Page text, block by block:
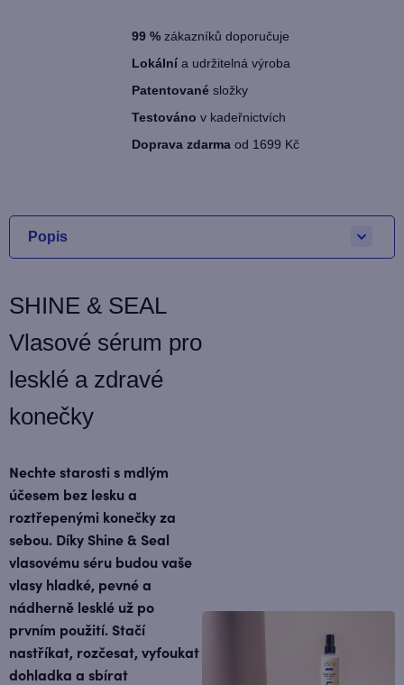
99 % zákazníků doporučuje
Lokální a udržitelná výroba
Patentované složky
Testováno v kadeřnictvích
Doprava zdarma od 1699 Kč
Popis
SHINE & SEAL
Vlasové sérum pro
lesklé a zdravé
konečky
Nechte starosti s mdlým
účesem bez lesku a
roztřepenými konečky za
sebou. Díky Shine & Seal
vlasovému séru budou vaše
vlasy hladké, pevné a
nádherně lesklé už po
prvním použití. Stačí
nastříkat, rozčesat, vyfoukat
dohladka a sbírat